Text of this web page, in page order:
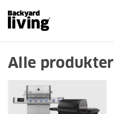
Alle produkter